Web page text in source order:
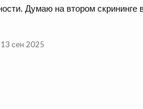
Думаю на втором
13 сен 2025